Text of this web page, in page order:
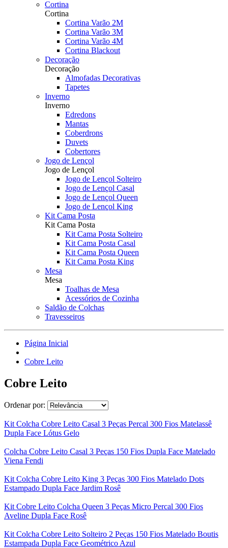
Cortina
Cortina
Cortina Varão 2M
Cortina Varão 3M
Cortina Varão 4M
Cortina Blackout
Decoração
Decoração
Almofadas Decorativas
Tapetes
Inverno
Inverno
Edredons
Mantas
Coberdrons
Duvets
Cobertores
Jogo de Lençol
Jogo de Lençol
Jogo de Lençol Solteiro
Jogo de Lençol Casal
Jogo de Lençol Queen
Jogo de Lençol King
Kit Cama Posta
Kit Cama Posta
Kit Cama Posta Solteiro
Kit Cama Posta Casal
Kit Cama Posta Queen
Kit Cama Posta King
Mesa
Mesa
Toalhas de Mesa
Acessórios de Cozinha
Saldão de Colchas
Travesseiros
Página Inicial
Cobre Leito
Cobre Leito
Ordenar por:
Kit Colcha Cobre Leito Casal 3 Peças Percal 300 Fios Matelassê
Dupla Face Lótus Gelo
Colcha Cobre Leito Casal 3 Peças 150 Fios Dupla Face Matelado
Viena Fendi
Kit Colcha Cobre Leito King 3 Peças 300 Fios Matelado Dots
Estampado Dupla Face Jardim Rosê
Kit Cobre Leito Colcha Queen 3 Peças Micro Percal 300 Fios
Aveline Dupla Face Rosê
Kit Colcha Cobre Leito Solteiro 2 Peças 150 Fios Matelado Boutis
Estampada Dupla Face Geométrico Azul